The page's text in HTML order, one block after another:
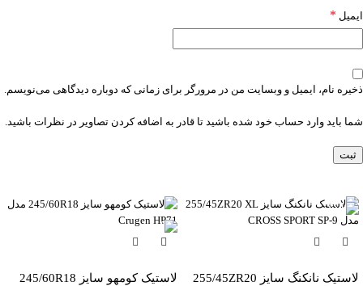
ایمیل *
ذخیره نام، ایمیل و وبسایت من در مرورگر برای زمانی که دوباره دیدگاهی می‌نویسم.
شما باید وارد حساب خود شده باشید تا قادر به اضافه کردن تصاویر در نظرات باشید.
لاستیک نانکنگ سایز 255/45ZR20
-6%
لاستیک کومهو سایز 245/60R18